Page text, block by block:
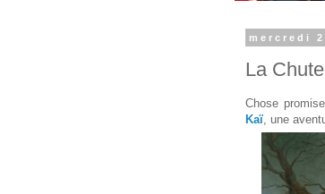
mercredi
La
Chose
Kaï , une